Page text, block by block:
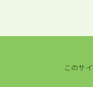
このサ